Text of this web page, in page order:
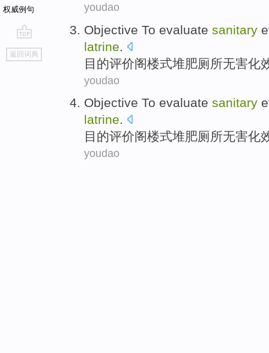
权威例句
go
top
返回词典
youdao
Objective To evaluate sanitary
latrine
目的评价阁楼式堆肥厕所无害化
youdao
Objective To evaluate sanitary
latrine.
目的评价阁楼式堆肥厕所无害化
youdao